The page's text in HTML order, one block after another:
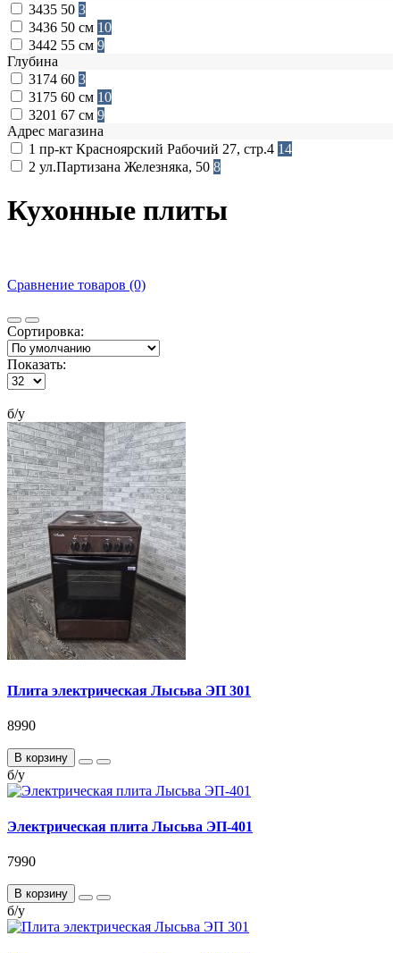
3435 50 3
3436 50 см 10
3442 55 см 9
Глубина
3174 60 3
3175 60 см 10
3201 67 см 9
Адрес магазина
1 пр-кт Красноярский Рабочий 27, стр.4 14
2 ул.Партизана Железняка, 50 8
Кухонные плиты
Сравнение товаров (0)
Сортировка:
Показать:
б/у
Плита электрическая Лысьва ЭП 301
8990
В корзину
б/у
Электрическая плита Лысьва ЭП-401
7990
В корзину
б/у